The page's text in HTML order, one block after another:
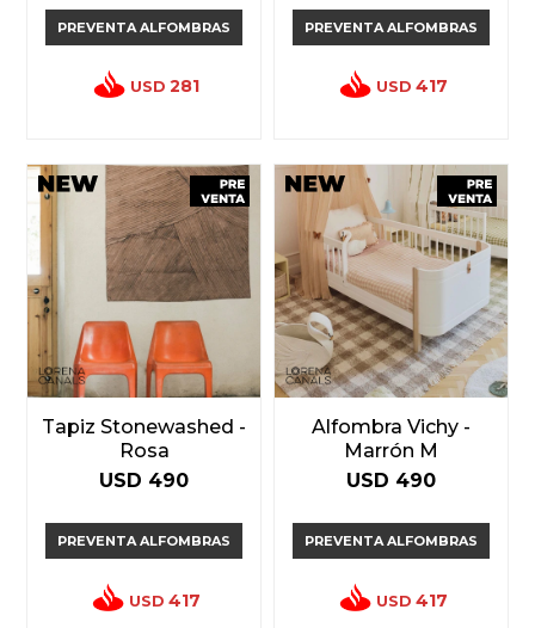
PREVENTA ALFOMBRAS
USD 281
PREVENTA ALFOMBRAS
USD 417
Tapiz Stonewashed -
Rosa
USD 490
PREVENTA ALFOMBRAS
USD 417
Alfombra Vichy -
Marrón M
USD 490
PREVENTA ALFOMBRAS
USD 417